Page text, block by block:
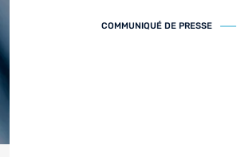
COMMUNIQUÉ DE PRESSE